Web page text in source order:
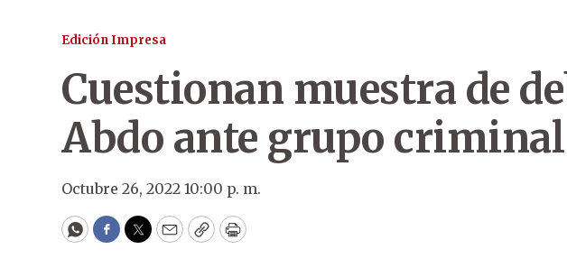
Edición Impresa
Cuestionan muestra de
Abdo ante grupo criminal
Octubre 26, 2022 10:00 p. m.
WhatsApp
Facebook
Twitter
EmailCopyPrint